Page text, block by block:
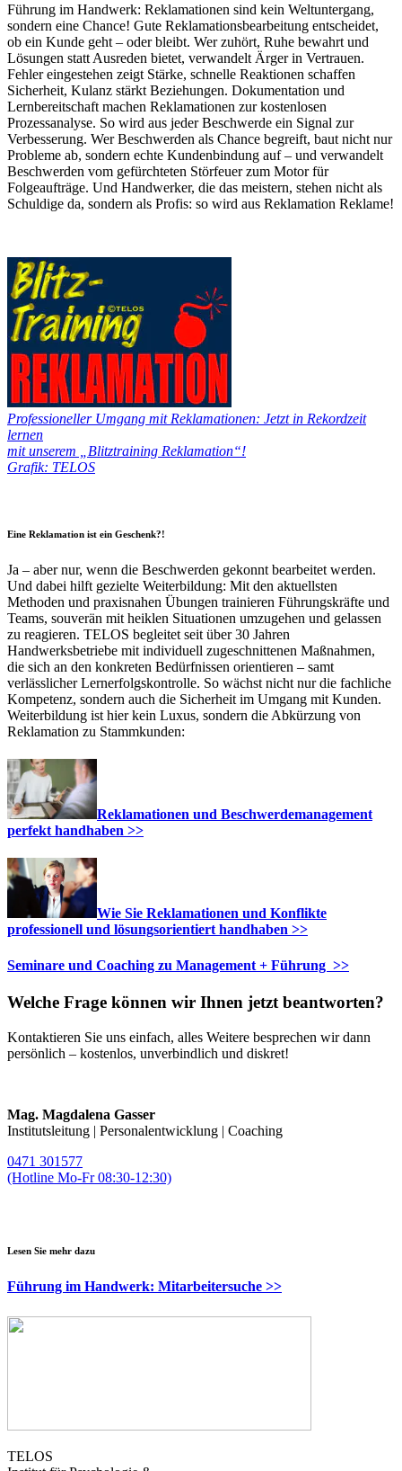
Führung im Handwerk: Reklamationen sind kein Weltuntergang,
sondern eine Chance! Gute Reklamationsbearbeitung entscheidet,
ob ein Kunde geht – oder bleibt. Wer zuhört, Ruhe bewahrt und
Lösungen statt Ausreden bietet, verwandelt Ärger in Vertrauen.
Fehler eingestehen zeigt Stärke, schnelle Reaktionen schaffen
Sicherheit, Kulanz stärkt Beziehungen. Dokumentation und
Lernbereitschaft machen Reklamationen zur kostenlosen
Prozessanalyse. So wird aus jeder Beschwerde ein Signal zur
Verbesserung. Wer Beschwerden als Chance begreift, baut nicht nur
Probleme ab, sondern echte Kundenbindung auf – und verwandelt
Beschwerden vom gefürchteten Störfeuer zum Motor für
Folgeaufträge. Und Handwerker, die das meistern, stehen nicht als
Schuldige da, sondern als Profis: so wird aus Reklamation Reklame!
Professioneller Umgang mit Reklamationen: Jetzt in Rekordzeit
lernen
mit unserem „Blitztraining Reklamation“!
Grafik: TELOS
Eine Reklamation ist ein Geschenk?!
Ja – aber nur, wenn die Beschwerden gekonnt bearbeitet werden.
Und dabei hilft gezielte Weiterbildung: Mit den aktuellsten
Methoden und praxisnahen Übungen trainieren Führungskräfte und
Teams, souverän mit heiklen Situationen umzugehen und gelassen
zu reagieren. TELOS begleitet seit über 30 Jahren
Handwerksbetriebe mit individuell zugeschnittenen Maßnahmen,
die sich an den konkreten Bedürfnissen orientieren – samt
verlässlicher Lernerfolgskontrolle. So wächst nicht nur die fachliche
Kompetenz, sondern auch die Sicherheit im Umgang mit Kunden.
Weiterbildung ist hier kein Luxus, sondern die Abkürzung von
Reklamation zu Stammkunden:
Reklamationen und Beschwerdemanagement
perfekt handhaben >>
Wie Sie Reklamationen und Konflikte
professionell und lösungsorientiert handhaben >>
Seminare und Coaching zu Management + Führung >>
Welche Frage können wir Ihnen jetzt beantworten?
Kontaktieren Sie uns einfach, alles Weitere besprechen wir dann
persönlich – kostenlos, unverbindlich und diskret!
Mag. Magdalena Gasser
Institutsleitung | Personalentwicklung | Coaching
0471 301577
(Hotline Mo-Fr 08:30-12:30)
Lesen Sie mehr dazu
Führung im Handwerk: Mitarbeitersuche >>
TELOS